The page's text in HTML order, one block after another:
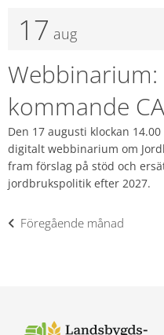
17 aug
kommande
Den 17 augusti klockan
digitalt webbinarium om
fram förslag på stöd och
jordbrukspolitik efter 2027.
Föregående månad